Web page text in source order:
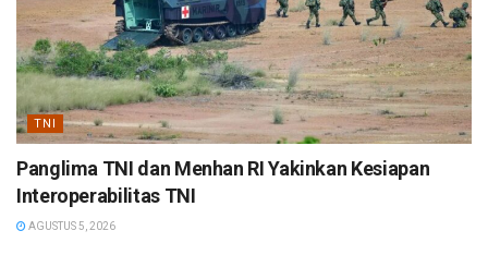
TNI
Panglima TNI dan Menhan RI Yakinkan Kesiapan
Interoperabilitas TNI
AGUSTUS 5, 2026